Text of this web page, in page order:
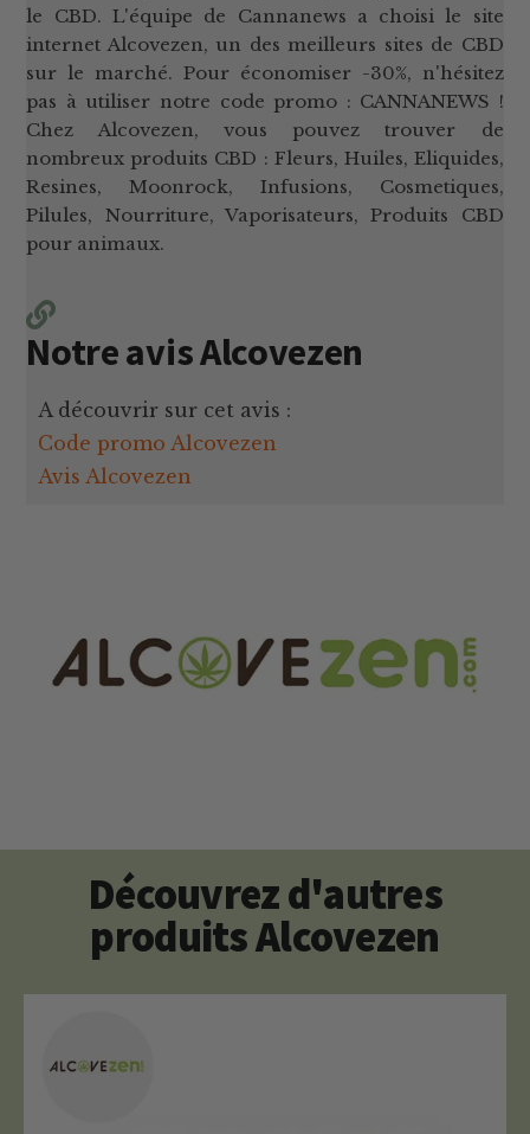
le CBD. L'équipe de Cannanews a choisi le site
internet Alcovezen, un des meilleurs sites de CBD
sur le marché. Pour économiser -30%, n'hésitez
pas à utiliser notre code promo : CANNANEWS !
Chez Alcovezen, vous pouvez trouver de
nombreux produits CBD : Fleurs, Huiles, Eliquides,
Resines, Moonrock, Infusions, Cosmetiques,
Pilules, Nourriture, Vaporisateurs, Produits CBD
pour animaux.
Notre avis Alcovezen
A découvrir sur cet avis :
Code promo Alcovezen
Avis Alcovezen
Découvrez d'autres
produits Alcovezen